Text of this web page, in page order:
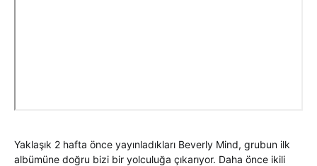
Yaklaşık 2 hafta önce yayınladıkları Beverly Mind, grubun ilk
albümüne doğru bizi bir yolculuğa çıkarıyor. Daha önce ikili